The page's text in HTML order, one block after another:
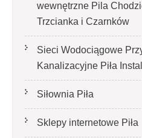
wewnętrzne Pila
Trzcianka i Czarnków
Sieci Wodociągowe
Kanalizacyjne Piła
Siłownia Piła
Sklepy internetowe Piła